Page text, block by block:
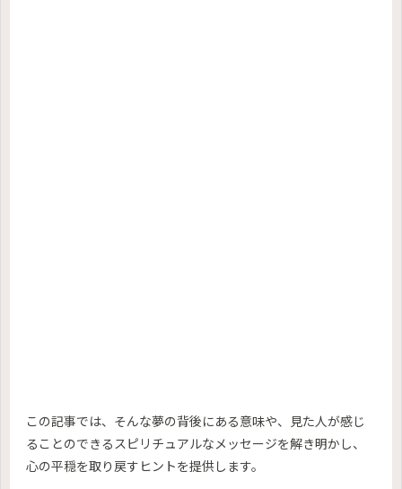
この記事では、そんな夢の背後にある意味や、見た人が感じ
ることのできるスピリチュアルなメッセージを解き明かし、
心の平穏を取り戻すヒントを提供します。